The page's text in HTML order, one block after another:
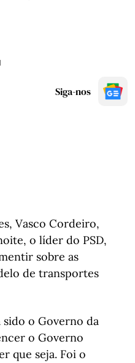
Siga-nos
Vasco Cordeiro,
o líder do PSD,
sobre as
de transportes
sido o Governo da
o Governo
que seja. Foi o